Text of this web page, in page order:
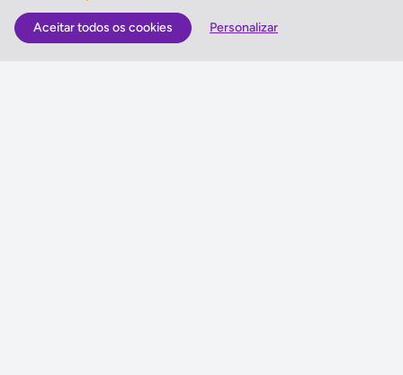
Aceitar todos os cookies Personalizar